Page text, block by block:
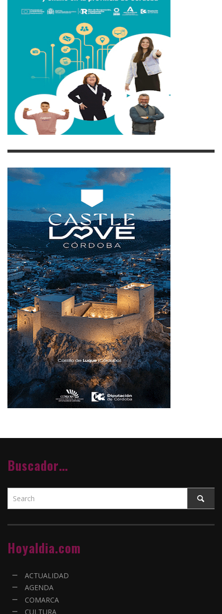
Buscador…
Hoyaldia.com
ACTUALIDAD
AGENDA
COMARCA
CULTURA